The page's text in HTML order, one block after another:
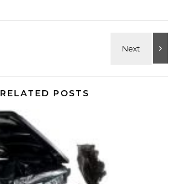
RELATED POSTS